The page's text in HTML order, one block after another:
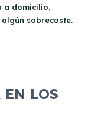
a domicilio,
sobrecoste.
LOS